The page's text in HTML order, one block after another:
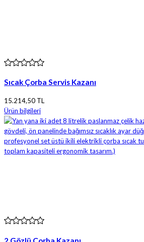
Sıcak Çorba Servis Kazanı
15.214,50 TL
Ürün bilgileri